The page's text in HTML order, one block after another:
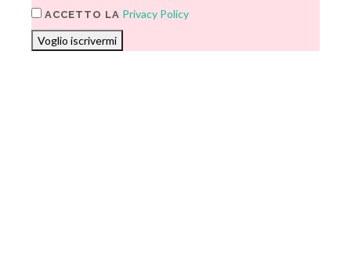
ACCETTO LA Privacy Policy
Voglio iscrivermi